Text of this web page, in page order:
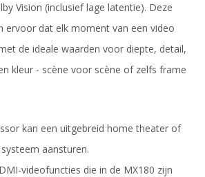
Vision (inclusief lage latentie). Deze
ervoor dat elk moment van een video
de ideale waarden voor diepte, detail,
kleur - scène voor scène of zelfs frame
kan een uitgebreid home theater of
aansturen.
videofuncties die in de MX180 zijn